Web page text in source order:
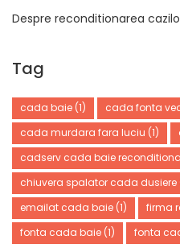
Despre reconditionarea
Tag
cada baie (1) cada fonta
cada murdara fara luciu (1)
cadserv cada baie
chiuvera spalator cada dusiere
emailat cada baie (1) firma
fonta cada baie (1) fonta